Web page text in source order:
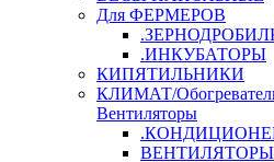
Для ФЕРМЕРОВ
.ИНКУБАТОРЫ
КИПЯТИЛЬНИКИ
КЛИМАТ/
Вентиляторы
ВЕНТИЛЯТОРЫ